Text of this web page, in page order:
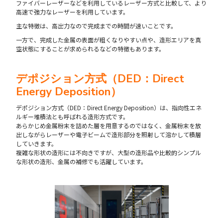
ファイバーレーザーなどを利用しているレーザー方式と比較して、より
高速で強力なレーザーを利用しています。
主な特徴は、高出力なので完成までの時間が速いことです。
一方で、完成した金属の表面が粗くなりやすい点や、造形エリアを真
空状態にすることが求められるなどの特徴もあります。
デポジション方式（DED：Direct
Energy Deposition）
デポジション方式（DED：Direct Energy Deposition）は、指向性エネ
ルギー堆積法とも呼ばれる造形方式です。
あらかじめ金属粉末を詰めた層を用意するのではなく、金属粉末を放
出しながらレーザーや電子ビームで造形部分を照射して溶かして積層
していきます。
複雑な形状の造形には不向きですが、大型の造形品や比較的シンプル
な形状の造形、金属の補修でも活躍しています。